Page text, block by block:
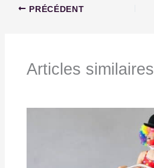
PRÉCÉDENT
Articles similaires